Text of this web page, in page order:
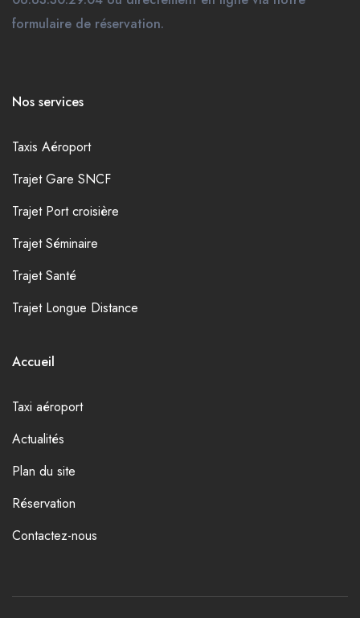
formulaire de réservation.
Nos services
Taxis Aéroport
Trajet Gare SNCF
Trajet Port croisière
Trajet Séminaire
Trajet Santé
Trajet Longue Distance
Accueil
Taxi aéroport
Actualités
Plan du site
Réservation
Contactez-nous